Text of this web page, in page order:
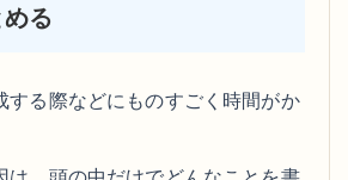
る
する際などにものすごく時間がか